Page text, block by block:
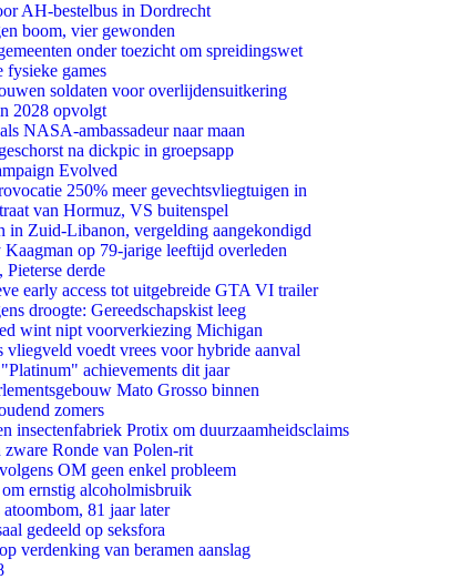
AH-bestelbus in Dordrecht
boom, vier gewonden
onder toezicht om spreidingswet
fysieke games
soldaten voor overlijdensuitkering
2028 opvolgt
NASA-ambassadeur naar maan
na dickpic in groepsapp
Evolved
250% meer gevechtsvliegtuigen in
van Hormuz, VS buitenspel
in Zuid-Libanon, vergelding aangekondigd
op 79-jarige leeftijd overleden
derde
early access tot uitgebreide GTA VI trailer
droogte: Gereedschapskist leeg
wint nipt voorverkiezing Michigan
voedt vrees voor hybride aanval
achievements dit jaar
Mato Grosso binnen
zomers
insectenfabriek Protix om duurzaamheidsclaims
zware Ronde van Polen-rit
OM geen enkel probleem
ernstig alcoholmisbruik
81 jaar later
gedeeld op seksfora
verdenking van beramen aanslag